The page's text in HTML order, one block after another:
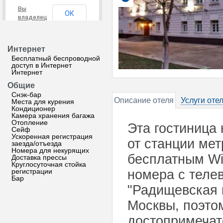
Вы
владелец
ОК
Интернет
Бесплатный беспроводной
доступ в Интернет
Интернет
Общие
Снэк-бар
Места для курения
Кондиционер
Камера хранения багажа
Отопление
Сейф
Ускоренная регистрация
заезда/отъезда
Номера для некурящих
Доставка прессы
Круглосуточная стойка
регистрации
Бар
Описание отеля Услуги
Эта
от станции
бесплатным
номера с
"Радищевская
Москвы,